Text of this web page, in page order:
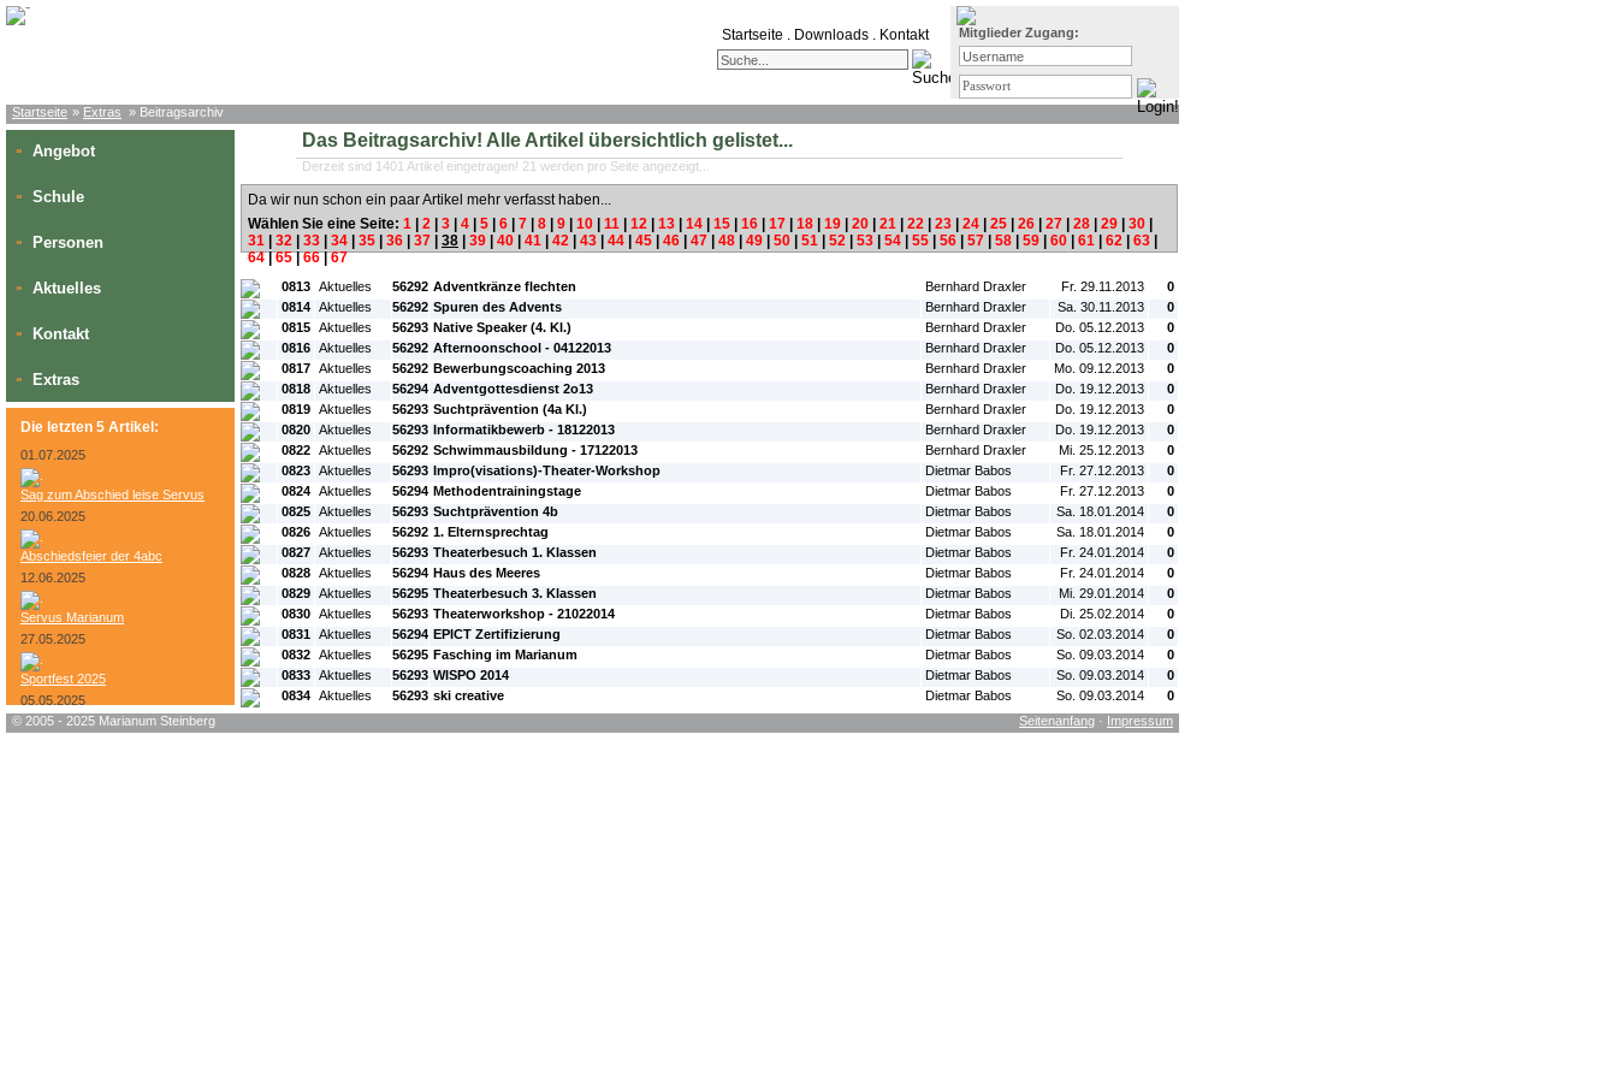
Startseite . Downloads . Kontakt Mitglieder Zugang:
Startseite » Extras » Beitragsarchiv
» Angebot
» Schule
» Personen
» Aktuelles
» Kontakt
» Extras
Die letzten 5 Artikel:
01.07.2025
Sag zum Abschied leise Servus
20.06.2025
Abschiedsfeier der 4abc
12.06.2025
Servus Marianum
27.05.2025
Sportfest 2025
05.05.2025
Das Beitragsarchiv! Alle Artikel übersichtlich gelistet...
Derzeit sind 1401 Artikel eingetragen! 21 werden pro Seite angezeigt...
Da wir nun schon ein paar Artikel mehr verfasst haben...
Wählen Sie eine Seite: 1 2 3 4 5 6 7 8 9 10 11 12 13 14 15 16 17 18 19 20 21 22 23 24 25 26 27 28 29 30
31
32 33 34 35 36 37 38 39 40 41 42 43 44 45 46 47 48 49 50 51 52 53 54 55 56 57 58 59 60 61 62 63
64|65|66|67
#L: #ID: #Rubrik:
0813 Aktuelles 56292 Adventkränze flechten Bernhard Draxler Fr. 29.11.2013
0
0814 Aktuelles 56292 Spuren des Advents Bernhard Draxler Sa. 30.11.2013
0
0815 Aktuelles 56293 Native Speaker (4. Kl.) Bernhard Draxler Do. 05.12.2013
0
0816 Aktuelles 56292 Afternoonschool - 04122013 Bernhard Draxler Do. 05.12.2013
0
0817 Aktuelles 56292 Bewerbungscoaching 2013 Bernhard Draxler Mo. 09.12.2013
0
0818 Aktuelles 56294 Adventgottesdienst 2o13 Bernhard Draxler Do. 19.12.2013
0
0819 Aktuelles 56293 Suchtprävention (4a Kl.) Bernhard Draxler Do. 19.12.2013
0
0820 Aktuelles 56293 Informatikbewerb - 18122013 Bernhard Draxler Do. 19.12.2013
0
0822 Aktuelles 56292 Schwimmausbildung - 17122013 Bernhard Draxler Mi. 25.12.2013
0
0823 Aktuelles 56293 Impro(visations)-Theater-Workshop Dietmar Babos Fr. 27.12.2013
0
0824 Aktuelles 56294 Methodentrainingstage Dietmar Babos Fr. 27.12.2013
0
0825 Aktuelles 56293 Suchtprävention 4b Dietmar Babos Sa. 18.01.2014
0
0826 Aktuelles 56292 1. Elternsprechtag Dietmar Babos Sa. 18.01.2014
0
0827 Aktuelles 56293 Theaterbesuch 1. Klassen Dietmar Babos Fr. 24.01.2014
0
0828 Aktuelles 56294 Haus des Meeres Dietmar Babos Fr. 24.01.2014
0
0829 Aktuelles 56295 Theaterbesuch 3. Klassen Dietmar Babos Mi. 29.01.2014
0
0830 Aktuelles 56293 Theaterworkshop - 21022014 Dietmar Babos Di. 25.02.2014
0
0831 Aktuelles 56294 EPICT Zertifizierung Dietmar Babos So. 02.03.2014
0
0832 Aktuelles 56295 Fasching im Marianum Dietmar Babos So. 09.03.2014
0
0833 Aktuelles 56293 WISPO 2014 Dietmar Babos So. 09.03.2014
0
0834 Aktuelles 56293 ski creative Dietmar Babos So. 09.03.2014
0
© 2005 - 2025 Marianum Steinberg
Seitenanfang · Impressum